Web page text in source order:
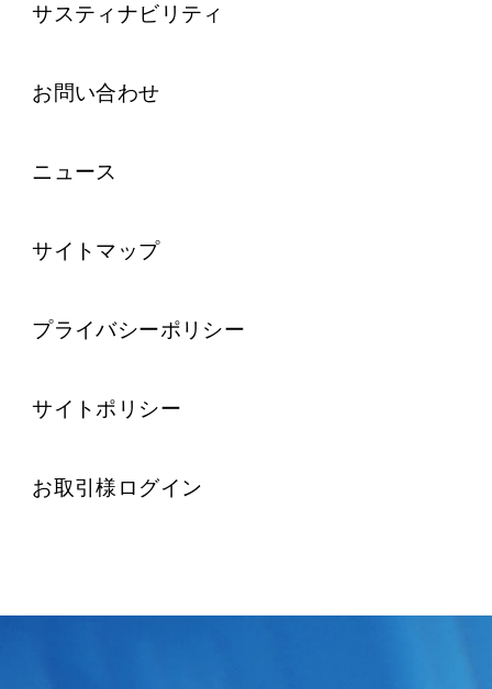
サスティナビリティ
お問い合わせ
ニュース
サイトマップ
プライバシーポリシー
サイトポリシー
お取引様ログイン